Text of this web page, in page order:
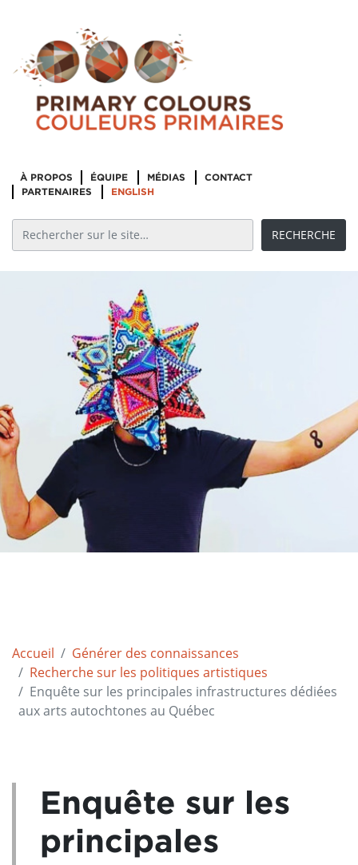
À PROPOS ÉQUIPE MÉDIAS
CONTACT
PARTENAIRES
ENGLISH
Accueil
Générer des connaissances
Recherche sur les politiques artistiques
Enquête sur les principales infrastructures dédiées
aux arts autochtones au Québec
Enquête sur les
principales